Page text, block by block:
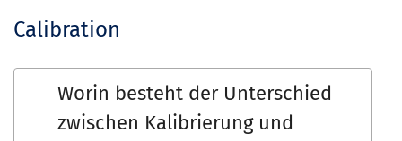
Calibration
Worin besteht der Unterschied
zwischen Kalibrierung und